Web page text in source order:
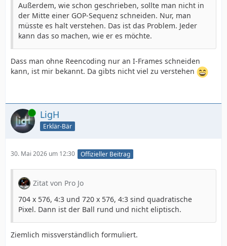
Außerdem, wie schon geschrieben, sollte man nicht in
der Mitte einer GOP-Sequenz schneiden. Nur, man
müsste es halt verstehen. Das ist das Problem. Jeder
kann das so machen, wie er es möchte.
Dass man ohne Reencoding nur an I-Frames schneiden
kann, ist mir bekannt. Da gibts nicht viel zu verstehen
Online LigH
Erklär-Bär
30. Mai 2026 um 12:30 Offizieller Beitrag
Zitat von Pro Jo
704 x 576, 4:3 und 720 x 576, 4:3 sind quadratische
Pixel. Dann ist der Ball rund und nicht eliptisch.
Ziemlich missverständlich formuliert.